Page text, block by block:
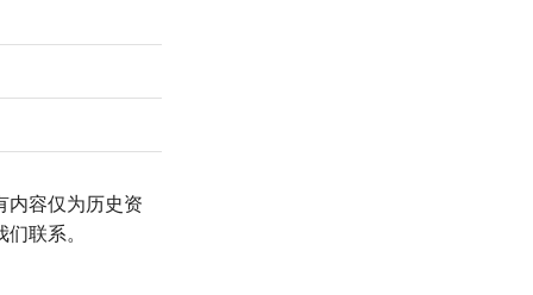
内容仅为历史资
联系。